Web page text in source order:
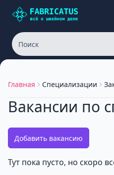
Главная Специализации
Добавить вакансию
Тут пока пусто, но скоро